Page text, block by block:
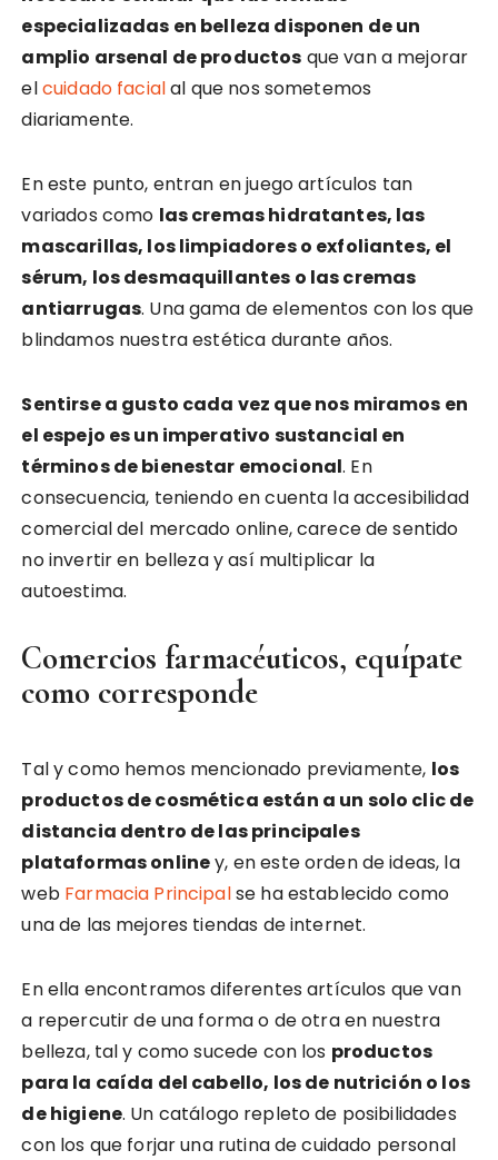
especializadas en belleza disponen de un
amplio arsenal de productos que van a mejorar
elcuidado facialal que nos sometemos
diariamente.
En este punto, entran en juego artículos tan
variados como las cremas hidratantes, las
mascarillas, los limpiadores o exfoliantes, el
sérum, los desmaquillantes o las cremas
antiarrugas. Una gama de elementos con los que
blindamos nuestra estética durante años.
Sentirse a gusto cada vez que nos miramos en
el espejo es un imperativo sustancial en
términos de bienestar emocional. En
consecuencia, teniendo en cuenta la accesibilidad
comercial del mercado online, carece de sentido
no invertir en belleza y así multiplicar la
autoestima.
Comercios farmacéuticos, equípate
como corresponde
Tal y como hemos mencionado previamente, los
productos de cosmética están a un solo clic de
distancia dentro de las principales
plataformas onliney, en este orden de ideas, la
web Farmacia Principalse ha establecido como
una de las mejores tiendas de internet.
En ella encontramos diferentes artículos que van
a repercutir de una forma o de otra en nuestra
belleza, tal y como sucede con los productos
para la caída del cabello, los de nutrición o los
de higiene. Un catálogo repleto de posibilidades
con los que forjar una rutina de cuidado personal